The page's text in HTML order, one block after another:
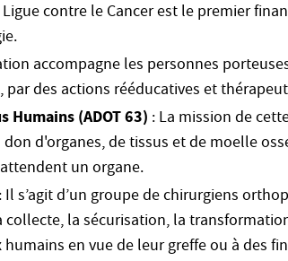
Ligue contre le Cancer est le premier
accompagne les personnes
des actions rééducatives et
Humains (ADOT 63) : La mission de
d'organes, de tissus et de moelle
un organe.
: Il s’agit d’un groupe de chirurgiens
collecte, la sécurisation, la
en vue de leur greffe ou à des